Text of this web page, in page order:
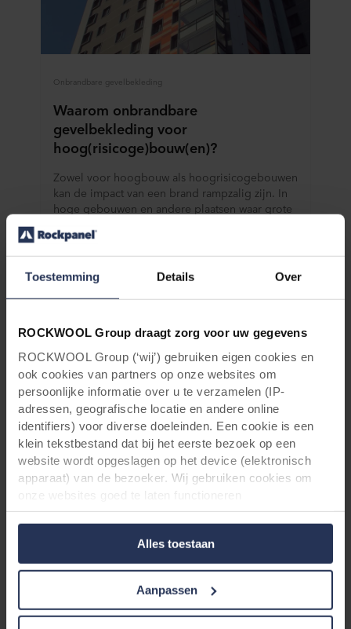
Toestemming Details Over
ROCKWOOL Group draagt zorg voor uw gegevens
ROCKWOOL Group (‘wij’) gebruiken eigen cookies en
ook cookies van partners op onze websites om
persoonlijke informatie over u te verzamelen (IP-
adressen, geografische locatie en andere online
identifiers) voor diverse doeleinden. Een cookie is een
klein tekstbestand dat bij het eerste bezoek op een
website wordt opgeslagen op het device (elektronisch
apparaat) van de bezoeker. Wij gebruiken cookies om
(‘Noodzakelijke’), om uw instellingen te onthouden en uw
gebruikerservaring te verbeteren (‘Functionele’), om uw
gedrag te analyseren en op basis daarvan de websites te
optimaliseren (‘Statistische’), en om onze content en
stemmen op uw gedrag op onze websites (‘Marketing’).
Functionele cookies plaatsen we altijd. Deze zijn namelijk
Alles toestaan
Aanpassen
Onbrandbare gevelbekleding
Waarom onbrandbare
gevelbekleding voor
hoog(risicoge)bouw(en)?
Zowel voor hoogbouw als hoogrisicogebouwen
kan de impact van een brand rampzalig zijn. In
hoge gebouwen en andere plaatsen waar grote
het belangrijk om zo veel mogelijk aandacht te
besteden aan de (brand)veiligheid.
Lees meer
SBI-test (EN 13823) de test voor
brandveiligheid?
EN 13501 is de toonaangevende norm voor